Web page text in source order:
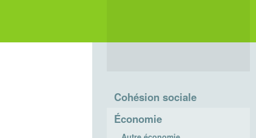
Cohésion sociale
Économie